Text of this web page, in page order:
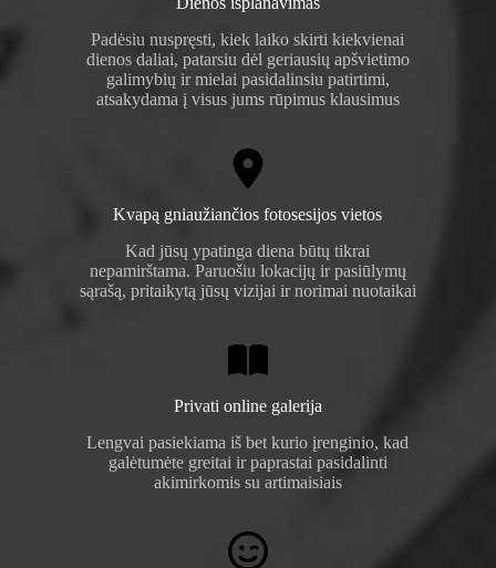
Padėsiu nuspręsti, kiek laiko skirti kiekvienai
dienos daliai, patarsiu dėl geriausių apšvietimo
galimybių ir mielai pasidalinsiu patirtimi,
atsakydama į visus jums rūpimus klausimus
Kvapą gniaužiančios fotosesijos vietos
Kad jūsų ypatinga diena būtų tikrai
nepamirštama. Paruošiu lokacijų ir pasiūlymų
sąrašą, pritaikytą jūsų vizijai ir norimai nuotaikai
Privati online galerija
Lengvai pasiekiama iš bet kurio įrenginio, kad
galėtumėte greitai ir paprastai pasidalinti
akimirkomis su artimaisiais